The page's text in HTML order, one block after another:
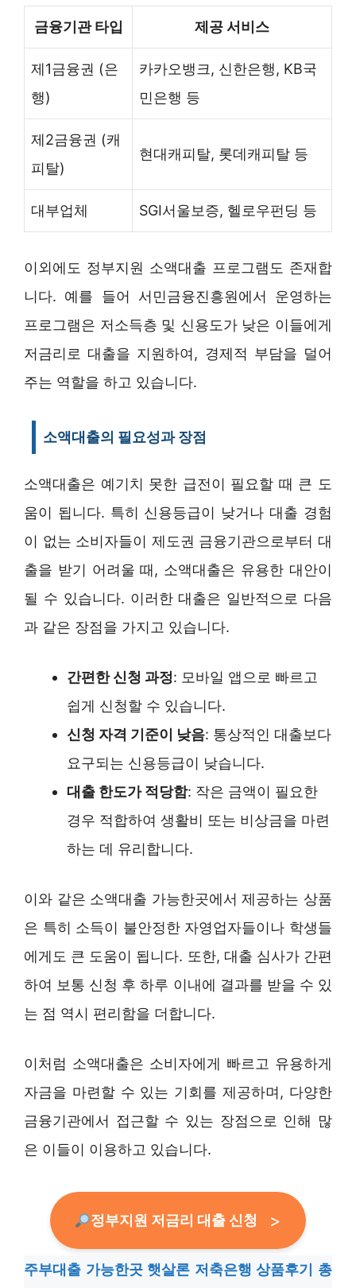
금융기관 타입 제공 서비스
제1금융권 (은
행)
카카오뱅크, 신한은행, KB국
민은행 등
제2금융권 (캐
피탈)
현대캐피탈, 롯데캐피탈 등
대부업체 SGI서울보증, 헬로우펀딩 등
이외에도 정부지원 소액대출 프로그램도 존재합
니다. 예를 들어 서민금융진흥원에서 운영하는
프로그램은 저소득층 및 신용도가 낮은 이들에게
저금리로 대출을 지원하여, 경제적 부담을 덜어
주는 역할을 하고 있습니다.
소액대출의 필요성과 장점
소액대출은 예기치 못한 급전이 필요할 때 큰 도
움이 됩니다. 특히 신용등급이 낮거나 대출 경험
이 없는 소비자들이 제도권 금융기관으로부터 대
출을 받기 어려울 때, 소액대출은 유용한 대안이
될 수 있습니다. 이러한 대출은 일반적으로 다음
과 같은 장점을 가지고 있습니다.
간편한 신청 과정: 모바일 앱으로 빠르고
쉽게 신청할 수 있습니다.
신청 자격 기준이 낮음: 통상적인 대출보다
요구되는 신용등급이 낮습니다.
대출 한도가 적당함: 작은 금액이 필요한
경우 적합하여 생활비 또는 비상금을 마련
하는 데 유리합니다.
이와 같은 소액대출 가능한곳에서 제공하는 상품
은 특히 소득이 불안정한 자영업자들이나 학생들
에게도 큰 도움이 됩니다. 또한, 대출 심사가 간편
하여 보통 신청 후 하루 이내에 결과를 받을 수 있
는 점 역시 편리함을 더합니다.
이처럼 소액대출은 소비자에게 빠르고 유용하게
자금을 마련할 수 있는 기회를 제공하며, 다양한
금융기관에서 접근할 수 있는 장점으로 인해 많
은 이들이 이용하고 있습니다.
정부지원 저금리 대출 신청
주부대출 가능한곳 햇살론 저축은행 상품후기 총